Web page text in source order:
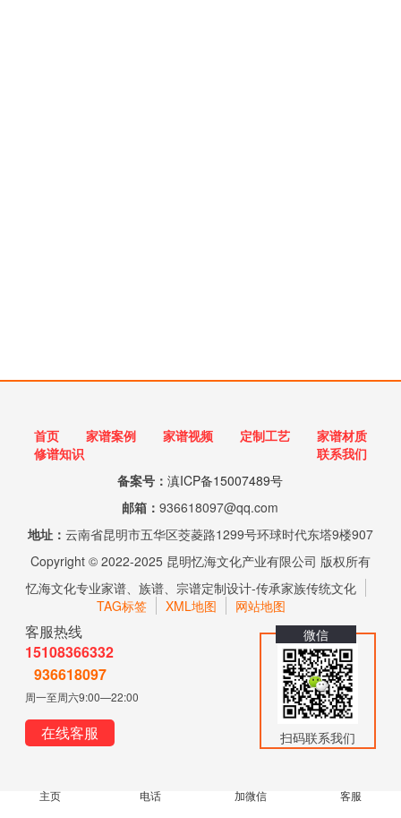
首页 家谱案例 家谱视频 定制工艺
家谱材质
修谱知识
联系我们
备案号：滇ICP备15007489号
邮箱：936618097@qq.com
地址： 云南省昆明市五华区茭菱路1299号环球时代东塔9楼907
Copyright © 2022-2025 昆明忆海文化产业有限公司 版权所有
忆海文化专业家谱、族谱、宗谱定制设计-传承家族传统文化
TAG标签
XML地图 网站地图
客服热线
15108366332
936618097
周一至周六9:00—22:00
在线客服
微信
扫码联系我们
主页 电话 加微信 客服